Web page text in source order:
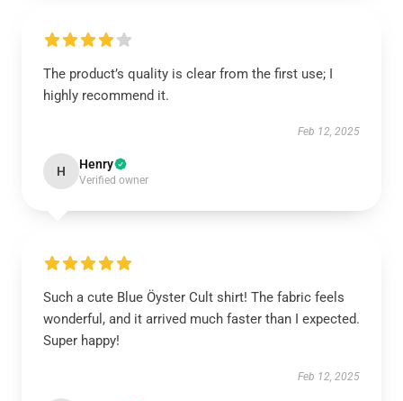
The product’s quality is clear from the first use; I
highly recommend it.
Feb 12, 2025
H Henry
Verified owner
Such a cute Blue Öyster Cult shirt! The fabric feels
wonderful, and it arrived much faster than I expected.
Super happy!
Feb 12, 2025